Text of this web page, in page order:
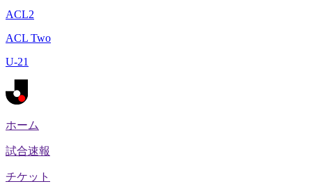
ACL2
ACL Two
U-21
ホーム
試合速報
チケット